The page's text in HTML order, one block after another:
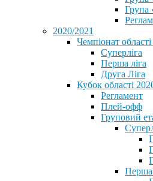
Група
2020/2021
Чемпіонат
Суперліга
Перша ліга
Друга Ліга
Кубок області
Регламент
Плей-офф
Груповий
Перша